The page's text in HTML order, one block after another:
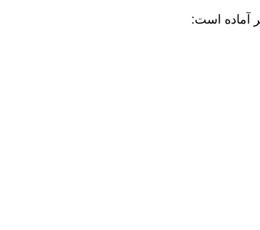
آماده است: